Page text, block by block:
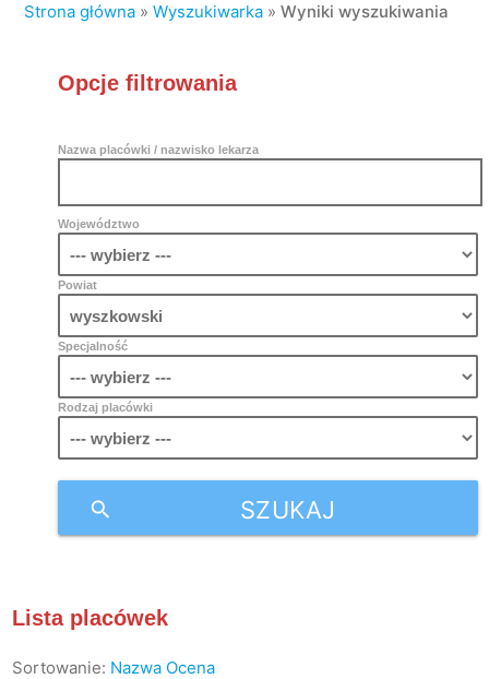
Strona główna »Wyszukiwarka »Wyniki wyszukiwania
Opcje filtrowania
Nazwa placówki / nazwisko lekarza
Województwo
Powiat
Specjalność
Rodzaj placówki
SZUKAJ
search
Lista placówek
Sortowanie: Nazwa Ocena